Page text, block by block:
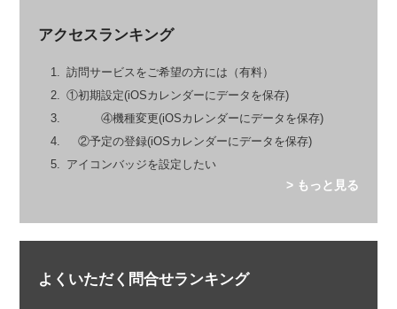
アクセスランキング
訪問サービスをご希望の方には（有料）
①初期設定(iOSカレンダーにデータを保存)
④機種変更(iOSカレンダーにデータを保存)
②予定の登録(iOSカレンダーにデータを保存)
アイコンバッジを設定したい
> もっと見る
よくいただく問合せランキング